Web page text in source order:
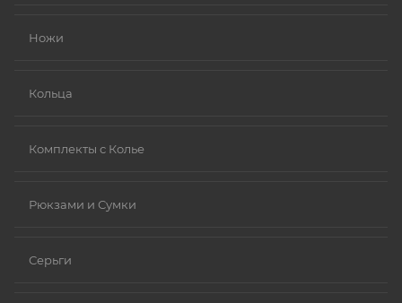
Ножи
Кольца
Комплекты с Колье
Рюкзами и Сумки
Серьги